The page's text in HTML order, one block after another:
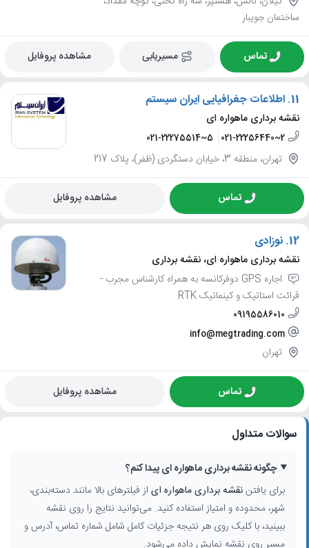
ساختمان جویبار
تماس مسیریابی مشاهده پروفایل
11. اطلاعات جغرافیایی ایران سیستم
نقشه برداری ماهواره ای
021-22256440~2
021-22275514~5
تهران، منطقه 3، خیابان دستگردی (ظفر)، پلاک 217
تماس مشاهده پروفایل
12. نوزادی
نقشه برداری ماهواره ای، نقشه برداری
اجاره GPS دوفرکانسه به همراه کارشناس مجرب -
قرائت استاتیک و کینماتیک RTK
09195586010
info@megtrading.com
تهران
تماس مشاهده پروفایل
سوالات متداول
چگونه نقشه برداری ماهواره ای پیدا کنم؟
برای یافتننقشه برداری ماهواره ای از فیلترهای بالا مانند دسته‌بندی،
شهر، محدوده و امتیاز استفاده کنید. می‌توانید نتایج را روی نقشه
ببینید، با کلیک روی هر نتیجه جزئیات کامل شامل شماره تماس، آدرس و
مسیر روی نقشه نمایش داده می‌شود.